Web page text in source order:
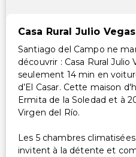
Casa Rural Julio Vegas
Santiago del Campo ne
découvrir : Casa Rural Julio
seulement 14 min en
d’El Casar. Cette maison
Ermita de la Soledad et à
Virgen del Río.
Les 5 chambres
invitent à la détente et